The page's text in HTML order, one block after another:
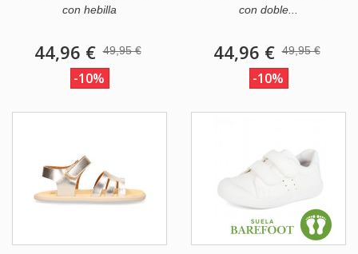
con hebilla
44,96 € 49,95 €
-10%
con doble...
44,96 € 49,95 €
-10%